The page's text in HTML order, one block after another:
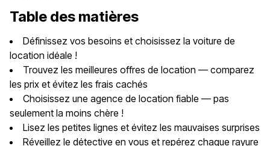
Table des matières
Définissez vos besoins et choisissez la voiture de
location idéale !
Trouvez les meilleures offres de location — comparez
les prix et évitez les frais cachés
Choisissez une agence de location fiable — pas
seulement la moins chère !
Lisez les petites lignes et évitez les mauvaises surprises
Réveillez le détective en vous et repérez chaque rayure